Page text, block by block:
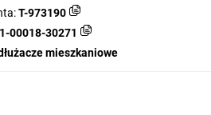
T-973190
00018-30271
mieszkaniowe